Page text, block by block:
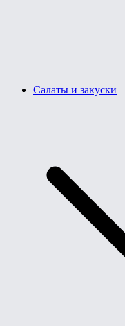
Салаты и закуски